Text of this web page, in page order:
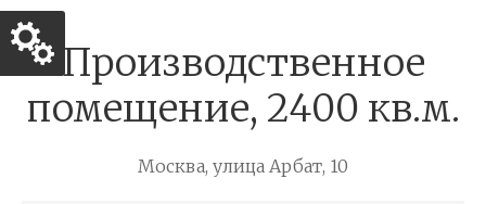
Производственное
помещение, 2400 кв.м.
Москва, улица Арбат, 10